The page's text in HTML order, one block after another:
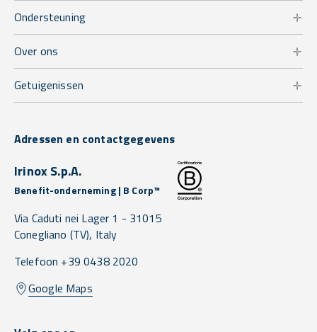
Ondersteuning
Over ons
Getuigenissen
Adressen en contactgegevens
Irinox S.p.A.
Benefit-onderneming | B Corp™
Via Caduti nei Lager 1 - 31015
Conegliano (TV), Italy
Telefoon +39 0438 2020
Google Maps